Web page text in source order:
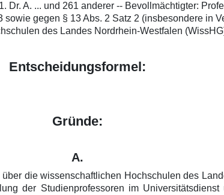
A. ... und 261 anderer -- Bevollmächtigter:
gegen § 13 Abs. 2 Satz 2 (insbesondere in
des Landes Nordrhein-Westfalen
Entscheidungsformel:
Gründe:
A.
die wissenschaftlichen Hochschulen des
der Studienprofessoren im